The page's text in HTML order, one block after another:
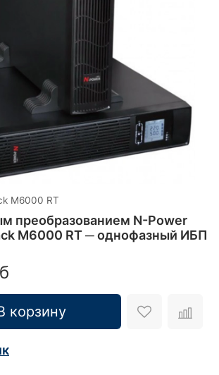
M6000 RT
преобразованием N-Power
M6000 RT ─ однофазный ИБП
корзину